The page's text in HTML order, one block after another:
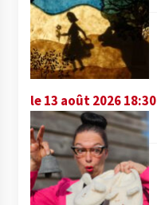
le 13 août 2026 18:30